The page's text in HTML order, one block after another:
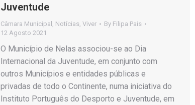
Juventude
Câmara Municipal , Notícias, Viver By Filipa Pais
12 Agosto 2021
O Município de Nelas associou-se ao Dia
Internacional da Juventude, em conjunto com
outros Municípios e entidades públicas e
privadas de todo o Continente, numa iniciativa do
Instituto Português do Desporto e Juventude, em